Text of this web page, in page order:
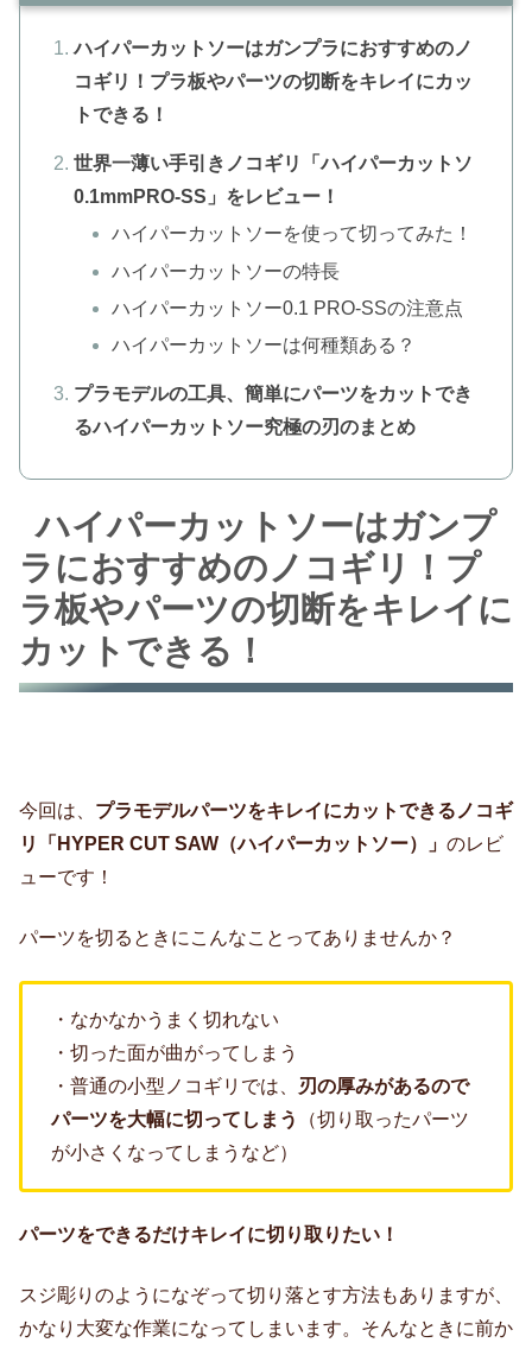
ハイパーカットソーはガンプラにおすすめのノ
コギリ！プラ板やパーツの切断をキレイにカッ
トできる！
世界一薄い手引きノコギリ「ハイパーカットソ
0.1mmPRO-SS」をレビュー！
ハイパーカットソーを使って切ってみた！
ハイパーカットソーの特長
ハイパーカットソー0.1 PRO-SSの注意点
ハイパーカットソーは何種類ある？
プラモデルの工具、簡単にパーツをカットでき
るハイパーカットソー究極の刃のまとめ
ハイパーカットソーはガンプ
ラにおすすめのノコギリ！プ
ラ板やパーツの切断をキレイに
カットできる！
今回は、 プラモデルパーツをキレイにカットできるノコギ
リ「HYPER CUT SAW（ハイパーカットソー）
」 のレビ
ューです！
パーツを切るときにこんなことってありませんか？
・なかなかうまく切れない
・切った面が曲がってしまう
・普通の小型ノコギリでは、
刃の厚みがあるので
パーツを大幅に切ってしまう
（切り取ったパーツ
が小さくなってしまうなど）
パーツをできるだけキレイに切り取りたい！
スジ彫りのようになぞって切り落とす方法もありますが、
かなり大変な作業になってしまいます。そんなときに前か